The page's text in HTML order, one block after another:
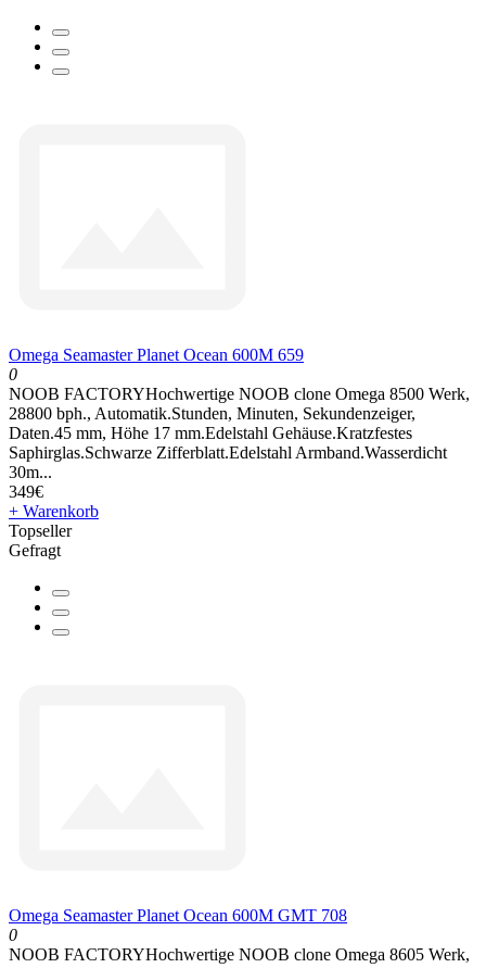
Omega Seamaster Planet Ocean 600M 659
0
NOOB FACTORYHochwertige NOOB clone Omega 8500 Werk,
28800 bph., Automatik.Stunden, Minuten, Sekundenzeiger,
Daten.45 mm, Höhe 17 mm.Edelstahl Gehäuse.Kratzfestes
Saphirglas.Schwarze Zifferblatt.Edelstahl Armband.Wasserdicht
30m...
349€
+ Warenkorb
Topseller
Gefragt
Omega Seamaster Planet Ocean 600M GMT 708
0
NOOB FACTORYHochwertige NOOB clone Omega 8605 Werk,